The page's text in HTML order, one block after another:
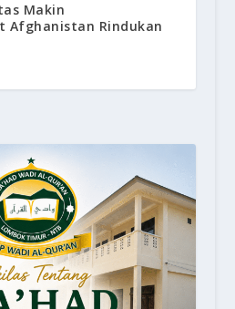
Makin
Afghanistan Rindukan